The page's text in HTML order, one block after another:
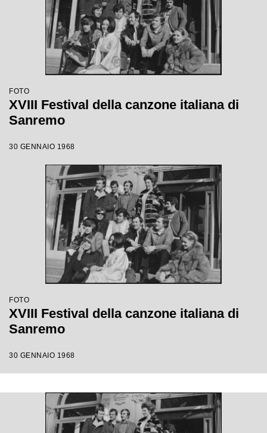
FOTO
XVIII Festival della canzone italiana di
Sanremo
30 GENNAIO 1968
FOTO
XVIII Festival della canzone italiana di
Sanremo
30 GENNAIO 1968